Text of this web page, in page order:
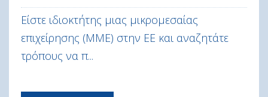
Είστε ιδιοκτήτης μιας μικρομεσαίας
επιχείρησης (ΜΜΕ) στην ΕΕ και αναζητάτε
τρόπους να π...